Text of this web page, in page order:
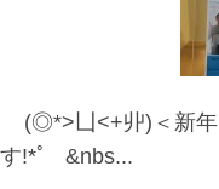
(◎*>凵<+丱)＜新年
す!*ﾟ &nbs...